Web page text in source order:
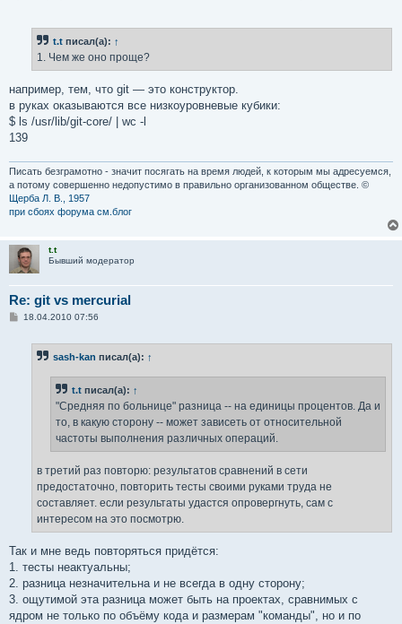
t.t писал(а): ↑
1. Чем же оно проще?
например, тем, что git — это конструктор.
в руках оказываются все низкоуровневые кубики:
$ ls /usr/lib/git-core/ | wc -l
139
Писать безграмотно - значит посягать на время людей, к которым мы адресуемся,
а потому совершенно недопустимо в правильно организованном обществе. ©
Щерба Л. В., 1957
при сбоях форума см.блог
t.t
Бывший модератор
Re: git vs mercurial
С18.04.2010 07:56
sash-kan писал(а): ↑
t.t писал(а): ↑
"Средняя по больнице" разница -- на единицы процентов. Да и
то, в какую сторону -- может зависеть от относительной
частоты выполнения различных операций.
в третий раз повторю: результатов сравнений в сети
предостаточно, повторить тесты своими руками труда не
составляет. если результаты удастся опровергнуть, сам с
интересом на это посмотрю.
Так и мне ведь повторяться придётся:
1. тесты неактуальны;
2. разница незначительна и не всегда в одну сторону;
3. ощутимой эта разница может быть на проектах, сравнимых с
ядром не только по объёму кода и размерам "команды", но и по